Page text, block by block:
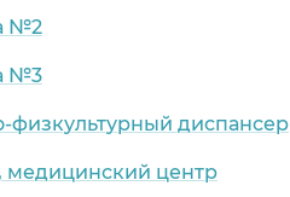
№2
№3
физкультурный диспансер
центр